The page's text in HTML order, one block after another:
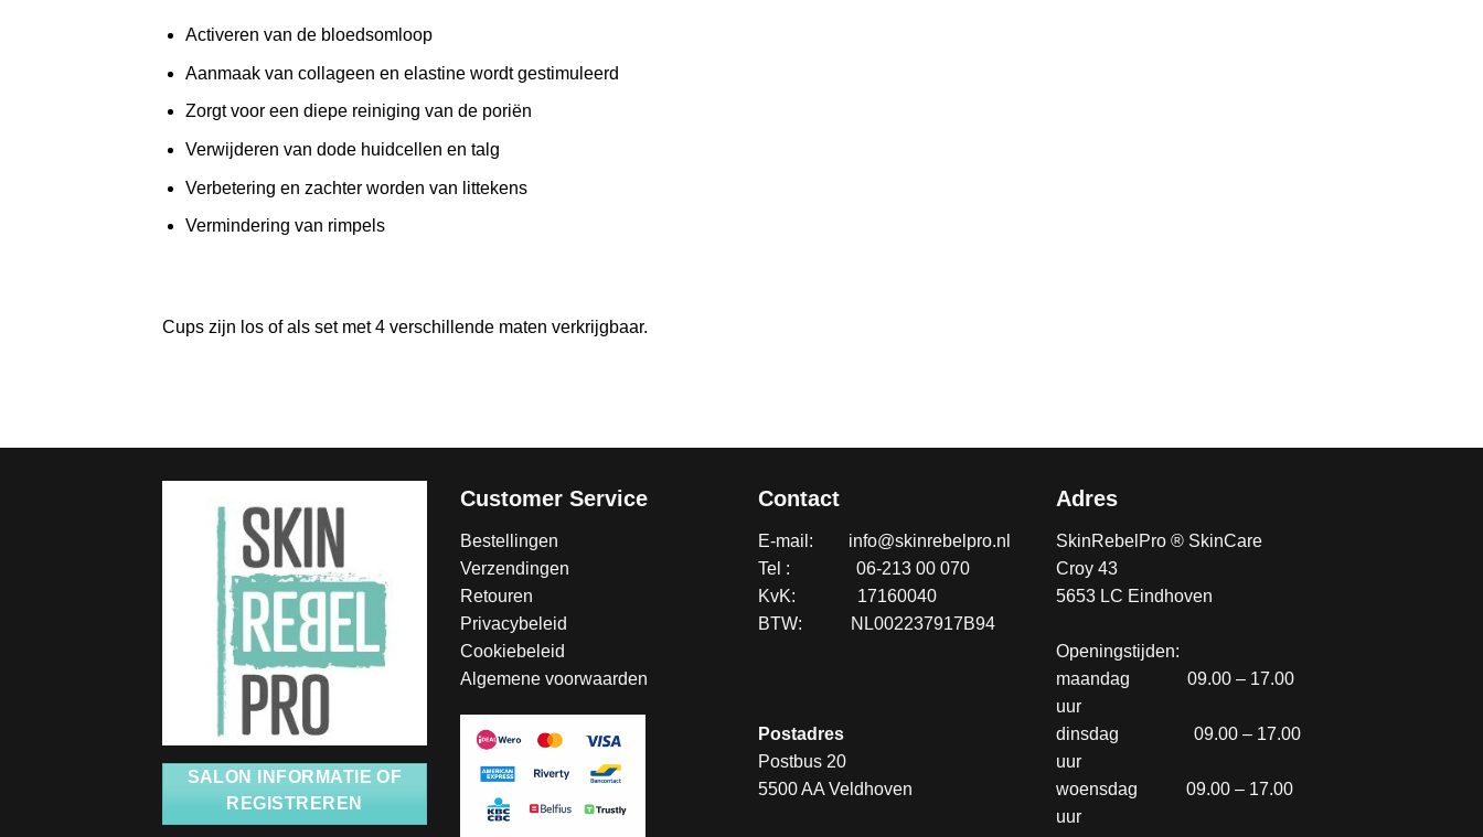
Activeren van de bloedsomloop
Aanmaak van collageen en elastine wordt gestimuleerd
Zorgt voor een diepe reiniging van de poriën
Verwijderen van dode huidcellen en talg
Verbetering en zachter worden van littekens
Vermindering van rimpels
Cups zijn los of als set met 4 verschillende maten verkrijgbaar.
SALON INFORMATIE OF
REGISTREREN
Customer Service
Bestellingen
Verzendingen
Retouren
Privacybeleid
Cookiebeleid
Algemene voorwaarden
Contact
E-mail:
info@skinrebelpro.nl
Tel :
06-213 00 070
KvK:
17160040
BTW:
NL002237917B94
Postadres
Postbus 20
5500 AA Veldhoven
Adres
SkinRebelPro ® SkinCare
Croy 43
5653 LC Eindhoven
Openingstijden:
maandag
09.00 – 17.00
uur
dinsdag
09.00 – 17.00
uur
woensdag
09.00 – 17.00
uur